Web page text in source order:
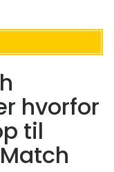
hvorfor
til